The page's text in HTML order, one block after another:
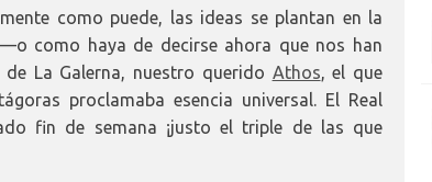
como puede, las ideas se plantan en la
como haya de decirse ahora que nos han
La Galerna, nuestro querido Athos, el que
proclamaba esencia universal. El Real
fin de semana ¡justo el triple de las que